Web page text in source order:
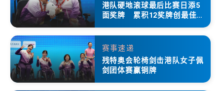
港队硬地滚球最后比赛日添5
面奖牌 累积12奖牌创最佳成
赛事速递
残特奥会轮椅剑击港队女子佩
剑团体赛赢铜牌